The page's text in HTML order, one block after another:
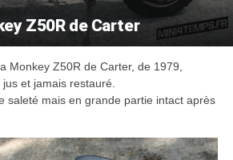
Z50R de Carter
Monkey Z50R de Carter, de 1979,
et jamais restauré.
saleté mais en grande partie intact après